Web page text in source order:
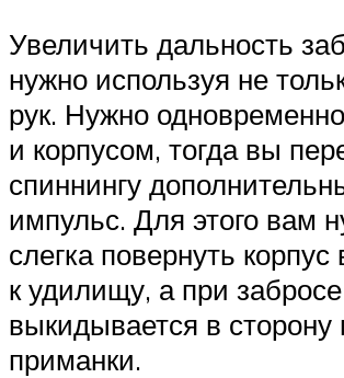
Увеличить дальность
нужно используя не
рук. Нужно
и корпусом, тогда вы
спиннингу
импульс. Для этого вам
слегка повернуть корпус
к удилищу, а при
выкидывается в сторону
приманки.